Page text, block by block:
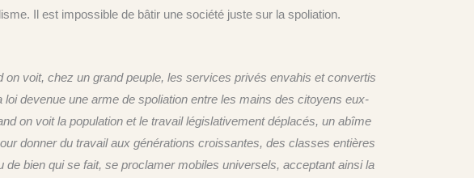
Il est impossible de bâtir une société juste sur la spoliation.
voit, chez un grand peuple, les services privés envahis et convertis
devenue une arme de spoliation entre les mains des citoyens eux-
on voit la population et le travail législativement déplacés, un abîme
donner du travail aux générations croissantes, des classes entières
bien qui se fait, se proclamer mobiles universels, acceptant ainsi la